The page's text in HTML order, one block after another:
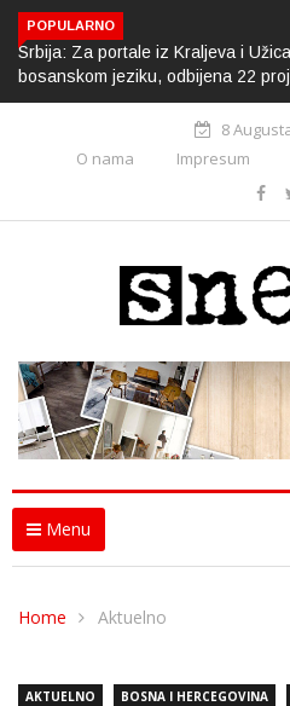
POPULARNO
Srbija: Za portale iz Kraljeva i
bosanskom jeziku, odbijena 22
8
O nama
Impresum
Menu
Home Aktuelno
AKTUELNO BOSNA I HERCEGOVINA